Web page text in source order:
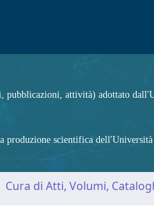
pubblicazioni, attività) adottato
produzione scientifica
Cura di Atti, Volumi,